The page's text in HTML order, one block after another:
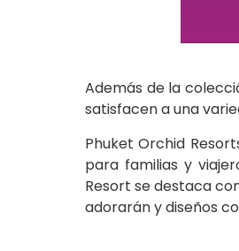
Además de la
satisfacen a una
Phuket Orchid
para familias y
Resort se destaca
adorarán y diseños